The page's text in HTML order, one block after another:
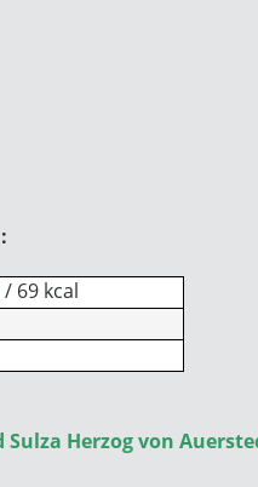
/ 69 kcal
Herzog von